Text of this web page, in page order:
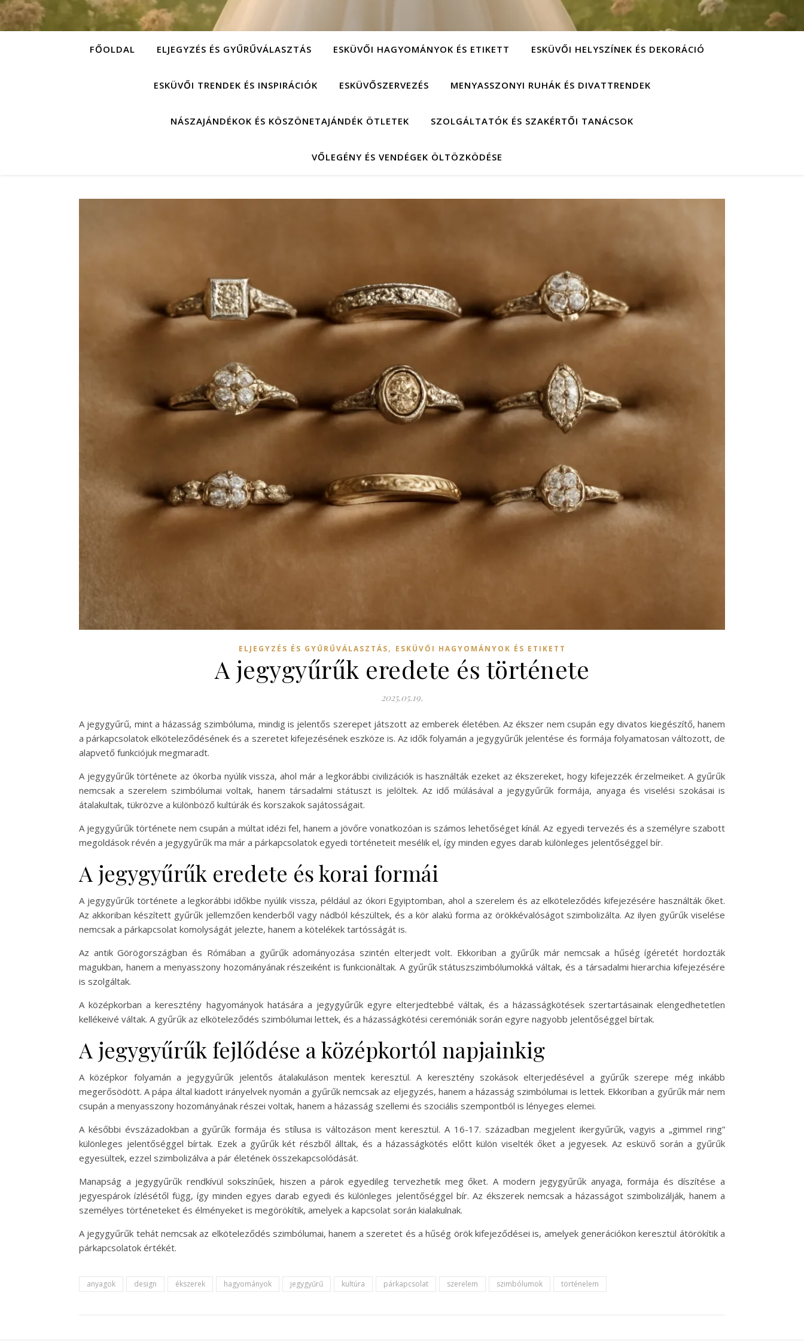
FŐOLDAL ELJEGYZÉS ÉS GYŰRŰVÁLASZTÁS ESKÜVŐI HAGYOMÁNYOK ÉS ETIKETT ESKÜVŐI HELYSZÍNEK ÉS DEKORÁCIÓ
ESKÜVŐI TRENDEK ÉS INSPIRÁCIÓK ESKÜVŐSZERVEZÉS MENYASSZONYI RUHÁK ÉS DIVATTRENDEK
NÁSZAJÁNDÉKOK ÉS KÖSZÖNETAJÁNDÉK ÖTLETEK SZOLGÁLTATÓK ÉS SZAKÉRTŐI TANÁCSOK
VŐLEGÉNY ÉS VENDÉGEK ÖLTÖZKÖDÉSE
ELJEGYZÉS ÉS GYŰRŰVÁLASZTÁS, ESKÜVŐI HAGYOMÁNYOK ÉS ETIKETT
A jegygyűrűk eredete és története
2025.05.19.
A jegygyűrű, mint a házasság szimbóluma, mindig is jelentős szerepet játszott az emberek életében. Az ékszer nem csupán egy divatos kiegészítő, hanem
a párkapcsolatok elköteleződésének és a szeretet kifejezésének eszköze is. Az idők folyamán a jegygyűrűk jelentése és formája folyamatosan változott, de
alapvető funkciójuk megmaradt.
A jegygyűrűk története az ókorba nyúlik vissza, ahol már a legkorábbi civilizációk is használták ezeket az ékszereket, hogy kifejezzék érzelmeiket. A gyűrűk
nemcsak a szerelem szimbólumai voltak, hanem társadalmi státuszt is jelöltek. Az idő múlásával a jegygyűrűk formája, anyaga és viselési szokásai is
átalakultak, tükrözve a különböző kultúrák és korszakok sajátosságait.
A jegygyűrűk története nem csupán a múltat idézi fel, hanem a jövőre vonatkozóan is számos lehetőséget kínál. Az egyedi tervezés és a személyre szabott
megoldások révén a jegygyűrűk ma már a párkapcsolatok egyedi történeteit mesélik el, így minden egyes darab különleges jelentőséggel bír.
A jegygyűrűk eredete és korai formái
A jegygyűrűk története a legkorábbi időkbe nyúlik vissza, például az ókori Egyiptomban, ahol a szerelem és az elköteleződés kifejezésére használták őket.
Az akkoriban készített gyűrűk jellemzően kenderből vagy nádból készültek, és a kör alakú forma az örökkévalóságot szimbolizálta. Az ilyen gyűrűk viselése
nemcsak a párkapcsolat komolyságát jelezte, hanem a kötelékek tartósságát is.
Az antik Görögországban és Rómában a gyűrűk adományozása szintén elterjedt volt. Ekkoriban a gyűrűk már nemcsak a hűség ígéretét hordozták
magukban, hanem a menyasszony hozományának részeiként is funkcionáltak. A gyűrűk státuszszimbólumokká váltak, és a társadalmi hierarchia kifejezésére
is szolgáltak.
A középkorban a keresztény hagyományok hatására a jegygyűrűk egyre elterjedtebbé váltak, és a házasságkötések szertartásainak elengedhetetlen
kellékeivé váltak. A gyűrűk az elköteleződés szimbólumai lettek, és a házasságkötési ceremóniák során egyre nagyobb jelentőséggel bírtak.
A jegygyűrűk fejlődése a középkortól napjainkig
A középkor folyamán a jegygyűrűk jelentős átalakuláson mentek keresztül. A keresztény szokások elterjedésével a gyűrűk szerepe még inkább
megerősödött. A pápa által kiadott irányelvek nyomán a gyűrűk nemcsak az eljegyzés, hanem a házasság szimbólumai is lettek. Ekkoriban a gyűrűk már nem
csupán a menyasszony hozományának részei voltak, hanem a házasság szellemi és szociális szempontból is lényeges elemei.
A későbbi évszázadokban a gyűrűk formája és stílusa is változáson ment keresztül. A 16-17. században megjelent ikergyűrűk, vagyis a „gimmel ring”
különleges jelentőséggel bírtak. Ezek a gyűrűk két részből álltak, és a házasságkötés előtt külön viselték őket a jegyesek. Az esküvő során a gyűrűk
egyesültek, ezzel szimbolizálva a pár életének összekapcsolódását.
Manapság a jegygyűrűk rendkívül sokszínűek, hiszen a párok egyedileg tervezhetik meg őket. A modern jegygyűrűk anyaga, formája és díszítése a
jegyespárok ízlésétől függ, így minden egyes darab egyedi és különleges jelentőséggel bír. Az ékszerek nemcsak a házasságot szimbolizálják, hanem a
személyes történeteket és élményeket is megörökítik, amelyek a kapcsolat során kialakulnak.
A jegygyűrűk tehát nemcsak az elköteleződés szimbólumai, hanem a szeretet és a hűség örök kifejeződései is, amelyek generációkon keresztül átörökítik a
párkapcsolatok értékét.
anyagok design ékszerek hagyományok jegygyűrű kultúra párkapcsolat szerelem szimbólumok történelem